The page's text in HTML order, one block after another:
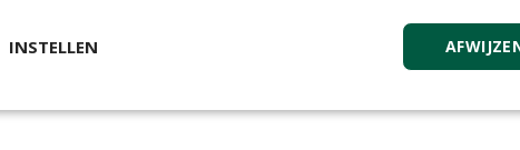
INSTELLEN